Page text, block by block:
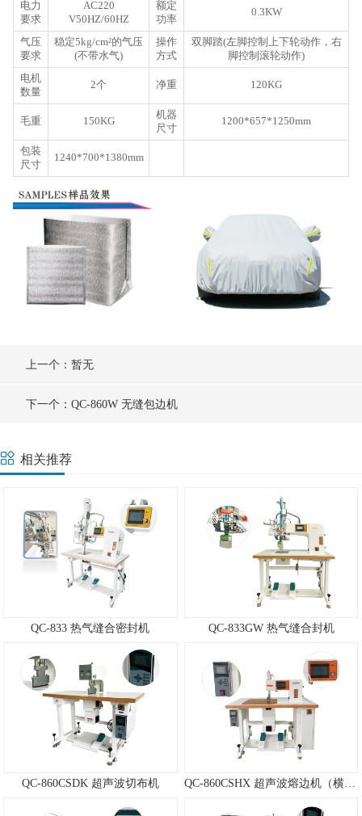
电力
要求
AC220
V50HZ/60HZ
额定
功率
0.3KW
气压
要求
稳定5kg/cm²的气压
(不带水气)
操作
方式
双脚踏(左脚控制上下轮动作，右
脚控制滚轮动作)
电机
数量
2个 净重 120KG
毛重 150KG
机器
尺寸
1200*657*1250mm
包装
尺寸
1240*700*1380mm
上一个：暂无
下一个：QC-860W 无缝包边机
相关推荐
QC-833 热气缝合密封机 QC-833GW 热气缝合封机
QC-860CSDK 超声波切布机